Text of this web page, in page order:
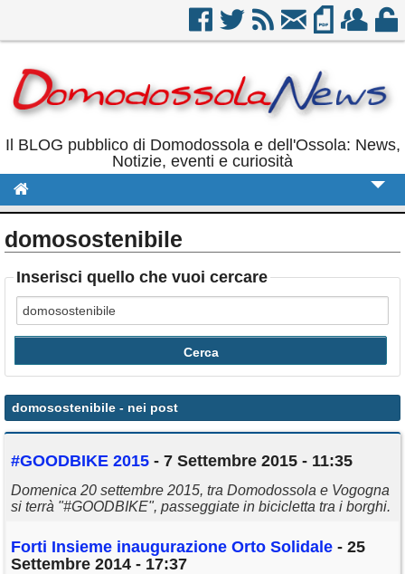
Il BLOG pubblico di Domodossola e dell'Ossola: News,
Notizie, eventi e curiosità
Politica
Eventi
Calendario
Annunci
domosostenibile
Inserisci quello che vuoi cercare
domosostenibile - nei post
#GOODBIKE 2015 - 7 Settembre 2015 - 11:35
Domenica 20 settembre 2015, tra Domodossola e Vogogna
si terrà "#GOODBIKE", passeggiate in bicicletta tra i borghi.
Forti Insieme inaugurazione Orto Solidale - 25
Settembre 2014 - 17:37